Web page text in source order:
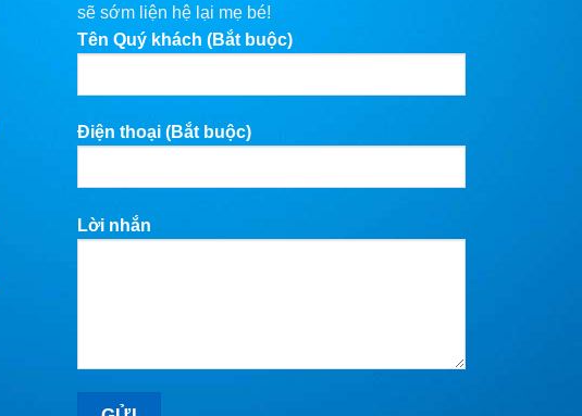
sẽ sớm liện hệ lại mẹ bé!
Tên Quý khách (Bắt buộc)
Điện thoại (Bắt buộc)
Lời nhắn